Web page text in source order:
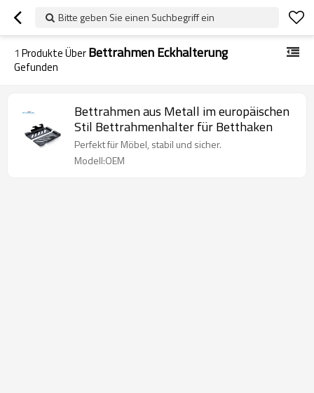
Bitte geben Sie einen Suchbegriff ein
1 Produkte ÜberBettrahmen Eckhalterung
Gefunden
Bettrahmen aus Metall im europäischen
Stil Bettrahmenhalter für Betthaken
Perfekt für Möbel, stabil und sicher.
Modell:OEM